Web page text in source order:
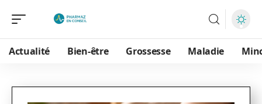
Actualité Bien-être Grossesse Maladie